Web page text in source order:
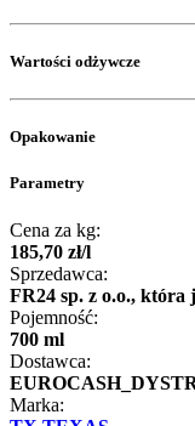
Wartości odżywcze
Opakowanie
Parametry
Cena za kg:
185,70 zł/l
Sprzedawca:
FR24 sp. z o.o., która
Pojemność:
700 ml
Dostawca:
Marka: